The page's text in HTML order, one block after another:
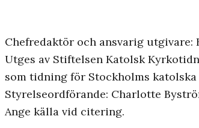
Chefredaktör och ansvarig utgivare:
Utges av Stiftelsen Katolsk
som tidning för Stockholms
Styrelseordförande: Charlotte
Ange källa vid citering.